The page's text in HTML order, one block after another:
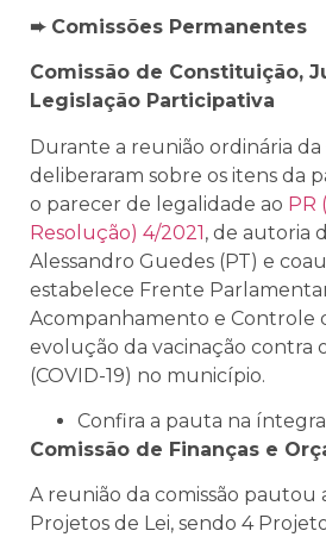
➨ Comissões Permanentes
Comissão de Constituição,
Legislação Participativa
Durante a reunião ordinária da
deliberaram sobre os itens da
o parecer de legalidade ao PR
Resolução) 4/2021, de autoria
Alessandro Guedes (PT) e
estabelece Frente
Acompanhamento e Controle
evolução da vacinação contra
(COVID-19) no município.
Confira a pauta na íntegra
Comissão de Finanças e
A reunião da comissão pautou
Projetos de Lei, sendo 4